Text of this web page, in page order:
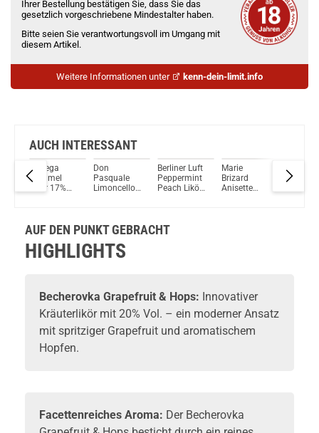
Asvape Touch Pod System 1,5ml 500mAh Kit Gold
Ihrer Bestellung bestätigen Sie, dass Sie das
gesetzlich vorgeschriebene Mindestalter haben.
Bitte seien Sie verantwortungsvoll im Umgang mit
diesem Artikel.
Weitere Informationen unter kenn-dein-limit.info
AUCH INTERESSANT
Bottega
Caramel
Likör 17%
Don
Pasquale
Limoncello
Berliner Luft
Peppermint
Peach Likör
Marie
Brizard
Anisette
Bottega
Bacur
AUF DEN PUNKT GEBRACHT
HIGHLIGHTS
Becherovka Grapefruit & Hops: Innovativer
Kräuterlikörmit 20% Vol. – ein moderner Ansatz
mit spritziger Grapefruit und aromatischem
Hopfen.
Facettenreiches Aroma: Der Becherovka